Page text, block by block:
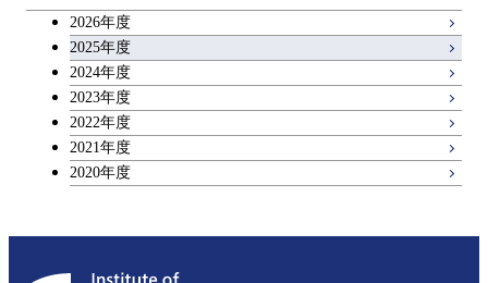
2026年度
2025年度
2024年度
2023年度
2022年度
2021年度
2020年度